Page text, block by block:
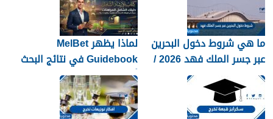
ما هي شروط دخول البحرين
عبر جسر الملك فهد 2026 /
1448
لماذا يظهر MelBet
Guidebook في نتائج البحث
أكثر من صفحات كثيرة؟